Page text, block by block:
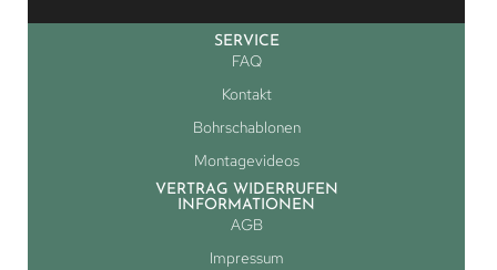
SERVICE
FAQ
Kontakt
Bohrschablonen
Montagevideos
VERTRAG WIDERRUFEN
INFORMATIONEN
AGB
Impressum